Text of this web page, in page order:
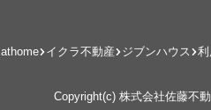
athome イクラ不動産 ジブンハウス
Copyright(c) 株式会社佐藤不